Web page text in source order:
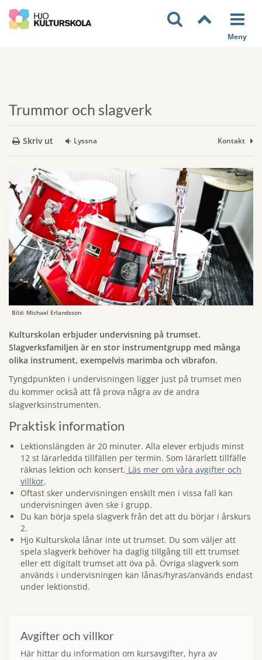
Trummor och slagverk
Skriv ut Lyssna Kontakt
Bild: Michael Erlandsson
Kulturskolan erbjuder undervisning på trumset.
Slagverksfamiljen är en stor instrumentgrupp med många
olika instrument, exempelvis marimba och vibrafon.
Tyngdpunkten i undervisningen ligger just på trumset men
du kommer också att få prova några av de andra
slagverksinstrumenten.
Praktisk information
Lektionslängden är 20 minuter. Alla elever erbjuds minst
12 st lärarledda tillfällen per termin. Som lärarlett tillfälle
räknas lektion och konsert. Läs mer om våra avgifter och
villkor.
Oftast sker undervisningen enskilt men i vissa fall kan
undervisningen även ske i grupp.
Du kan börja spela slagverk från det att du börjar i årskurs
2.
Hjo Kulturskola lånar inte ut trumset. Du som väljer att
spela slagverk behöver ha daglig tillgång till ett trumset
eller ett digitalt trumset att öva på. Övriga slagverk som
används i undervisningen kan lånas/hyras/används endast
under lektionstid.
Avgifter och villkor
Här hittar du information om kursavgifter, hyra av